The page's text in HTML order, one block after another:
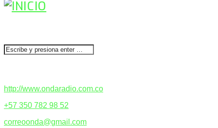
http://www.ondaradio.com.co
+57 350 782 98 52
correoonda@gmail.com